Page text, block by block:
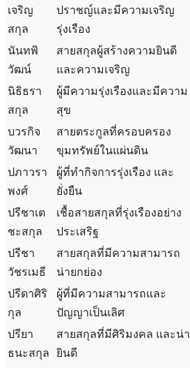
เจริญ
สกุล
ปราชญ์และมีความเจริญ
รุ่งเรือง
นันทพิ
วัฒน์
สายสกุลผู้สร้างความยินดี
และความเจริญ
นิธิธรา
สกุล
ผู้มีความรุ่งเรืองและมีความ
สุข
บวรกิจ
วัฒนา
สายตระกูลที่ครอบครอง
ขุมทรัพย์ในแผ่นดิน
ปภาวรา
พงศ์
ผู้ที่ทำกิจการรุ่งเรือง และ
ยั่งยืน
ปรีชาเต
ชะสกุล
เชื้อสายสกุลที่รุ่งเรืองอย่าง
ประเสริฐ
ปรีชา
วัชรเมธี
สายสกุลที่มีความสามารถ
น่ายกย่อง
ปรีดาศิริ
กุล
ผู้ที่มีความสามารถและ
ปัญญาเป็นเลิศ
ปรียา
ธนะสกุล
สายสกุลที่มีศิริมงคล และน่า
ยินดี